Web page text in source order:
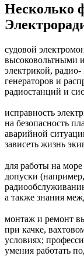
Несколько
судовой
высоковольтными
электрикой,
генераторов и
радиостанций и
исправность
на безопасность
аварийной
зависеть жизнь
для работы на
допуски
а также знания
монтаж и ремонт
при качке,
условиях;
умения работать